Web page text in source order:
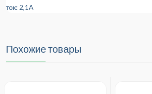
ток: 2,1A
Похожие товары